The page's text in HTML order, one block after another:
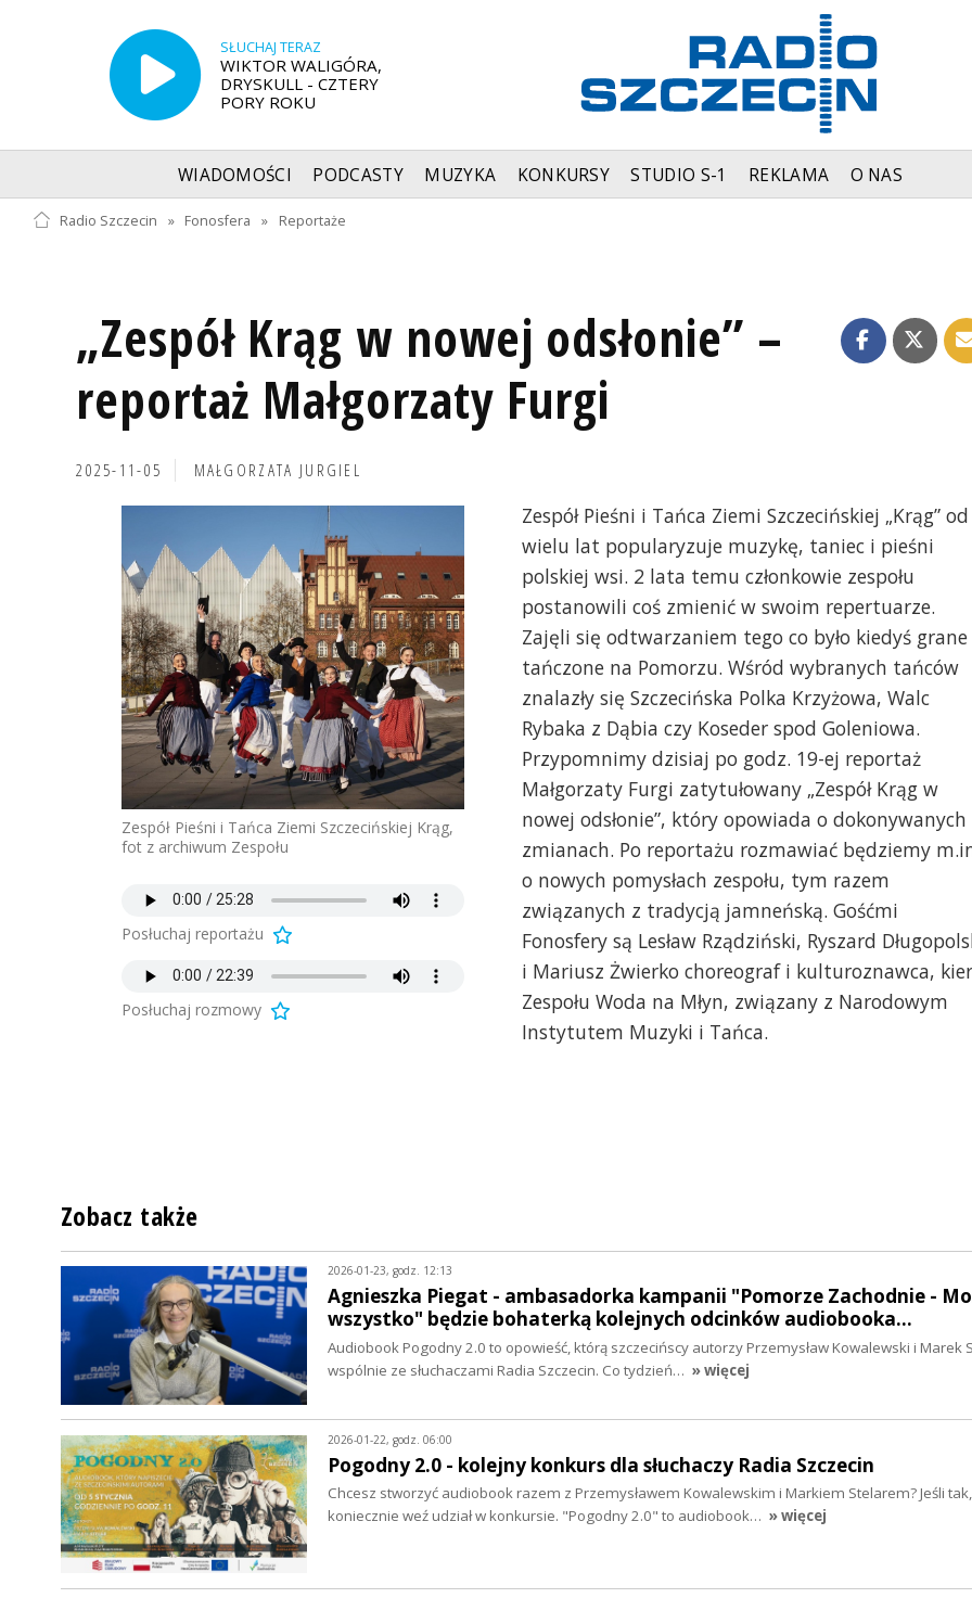
SŁUCHAJ TERAZ
WIKTOR WALIGÓRA,
DRYSKULL - CZTERY
PORY ROKU
WIADOMOŚCI PODCASTY MUZYKA KONKURSY STUDIO S-1 REKLAMA O NAS
Radio Szczecin » Fonosfera » Reportaże
„Zespół Krąg w nowej odsłonie” –
reportaż Małgorzaty Furgi
2025-11-05 MAŁGORZATA JURGIEL
Zespół Pieśni i Tańca Ziemi Szczecińskiej Krąg,
fot z archiwum Zespołu
Posłuchaj reportażu
Posłuchaj rozmowy
Zespół Pieśni i Tańca Ziemi Szczecińskiej „Krąg” od
wielu lat popularyzuje muzykę, taniec i pieśni
polskiej wsi. 2 lata temu członkowie zespołu
postanowili coś zmienić w swoim repertuarze.
Zajęli się odtwarzaniem tego co było kiedyś grane
tańczone na Pomorzu. Wśród wybranych tańców
znalazły się Szczecińska Polka Krzyżowa, Walc
Rybaka z Dąbia czy Koseder spod Goleniowa.
Przypomnimy dzisiaj po godz. 19-ej reportaż
Małgorzaty Furgi zatytułowany „Zespół Krąg w
nowej odsłonie”, który opowiada o dokonywanych
zmianach. Po reportażu rozmawiać będziemy
o nowych pomysłach zespołu, tym razem
związanych z tradycją jamneńską. Gośćmi
Fonosfery są Lesław Rządziński, Ryszard
i Mariusz Żwierko choreograf i kulturoznawca,
Zespołu Woda na Młyn, związany z Narodowym
Instytutem Muzyki i Tańca.
Zobacz także
2026-01-23, godz. 12:13
Agnieszka Piegat - ambasadorka kampanii "Pomorze Zachodnie -
wszystko" będzie bohaterką kolejnych odcinków audiobooka…
Audiobook Pogodny 2.0 to opowieść, którą szczecińscy autorzy Przemysław Kowalewski i Marek
wspólnie ze słuchaczami Radia Szczecin. Co tydzień… » więcej
2026-01-22, godz. 06:00
Pogodny 2.0 - kolejny konkurs dla słuchaczy Radia Szczecin
Chcesz stworzyć audiobook razem z Przemysławem Kowalewskim i Markiem Stelarem? Jeśli
koniecznie weź udział w konkursie. "Pogodny 2.0" to audiobook… » więcej